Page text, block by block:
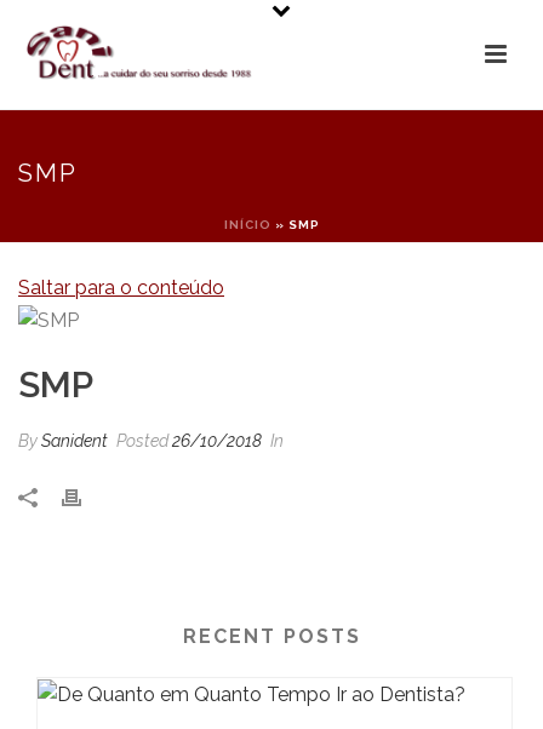
SMP
INÍCIO » SMP
Saltar para o conteúdo
SMP
BySanident Posted26/10/2018 In
RECENT POSTS